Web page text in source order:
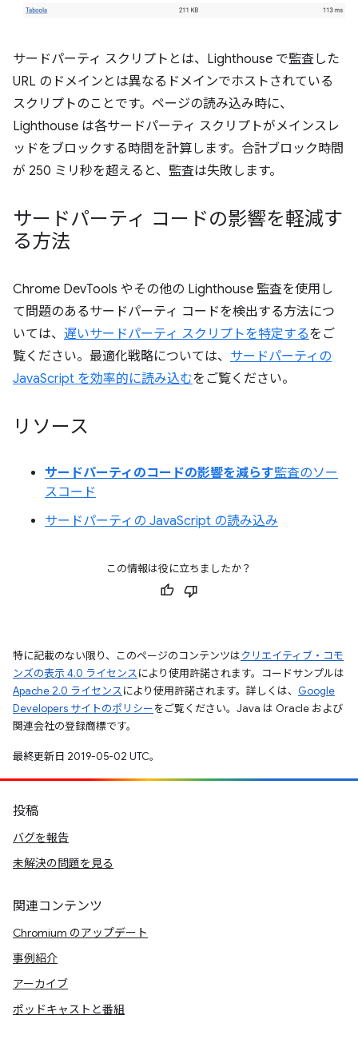
サードパーティ スクリプトとは、Lighthouse で監査した
URL のドメインとは異なるドメインでホストされている
スクリプトのことです。ページの読み込み時に、
Lighthouse は各サードパーティ スクリプトがメインスレ
ッドをブロックする時間を計算します。合計ブロック時間
が 250 ミリ秒を超えると、監査は失敗します。
サードパーティ コードの影響を軽減す
る方法
Chrome DevTools やその他の Lighthouse 監査を使用し
て問題のあるサードパーティ コードを検出する方法につ
いては、 遅いサードパーティ スクリプトを特定するをご
覧ください。最適化戦略については、 サードパーティの
JavaScript を効率的に読み込むをご覧ください。
リソース
サードパーティのコードの影響を減らす監査のソー
スコード
サードパーティの JavaScript の読み込み
この情報は役に立ちましたか？
特に記載のない限り、このページのコンテンツはクリエイティブ・コモ
ンズの表示 4.0 ライセンスにより使用許諾されます。コードサンプルは
Apache 2.0 ライセンスにより使用許諾されます。詳しくは、 Google
Developers サイトのポリシーをご覧ください。Java は Oracle および
関連会社の登録商標です。
最終更新日 2019-05-02 UTC。
投稿
バグを報告
未解決の問題を見る
関連コンテンツ
Chromium のアップデート
事例紹介
アーカイブ
ポッドキャストと番組